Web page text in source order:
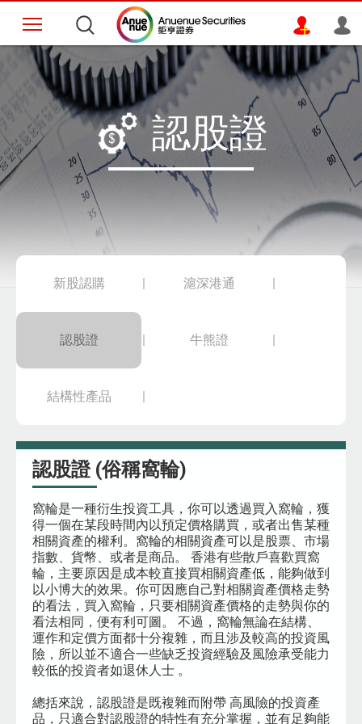
認股證
新股認購 滬深港通
認股證 牛熊證
結構性產品
認股證 (俗稱窩輪)
窩輪是一種衍生投資工具，你可以透過買入窩輪，獲
得一個在某段時間內以預定價格購買，或者出售某種
相關資產的權利。窩輪的相關資產可以是股票、市場
指數、貨幣、或者是商品。 香港有些散戶喜歡買窩
輪，主要原因是成本較直接買相關資產低，能夠做到
以小博大的效果。你可因應自己對相關資產價格走勢
的看法，買入窩輪，只要相關資產價格的走勢與你的
看法相同，便有利可圖。 不過，窩輪無論在結構、
運作和定價方面都十分複雜，而且涉及較高的投資風
險，所以並不適合一些缺乏投資經驗及風險承受能力
較低的投資者如退休人士 。
總括來說，認股證是既複雜而附帶 高風險的投資產
品，只適合對認股證的特性有充分掌握，並有足夠能